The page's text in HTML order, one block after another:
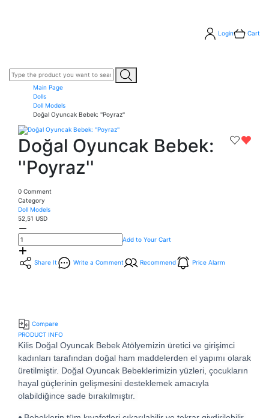
Login Cart
Main Page
Dolls
Doll Models
Doğal Oyuncak Bebek: ''Poyraz''
Doğal Oyuncak Bebek:
''Poyraz''
0 Comment
Category
Doll Models
52,51 USD
Add to Your Cart
Share It Write a Comment Recommend Price Alarm
Compare
PRODUCT INFO
Kilis Doğal Oyuncak Bebek Atölyemizin üretici ve girişimci
kadınları tarafından doğal ham maddelerden el yapımı olarak
üretilmiştir. Doğal Oyuncak Bebeklerimizin yüzleri, çocukların
hayal güçlerinin gelişmesini desteklemek amacıyla
olabildiğince sade bırakılmıştır.